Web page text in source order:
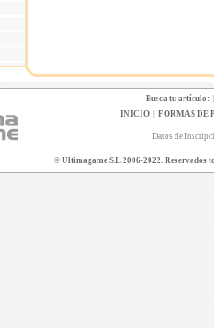
Busca tu artículo:
INICIO| FORMAS DE
Datos de
© Ultimagame S.L 2006-2022. Reservados